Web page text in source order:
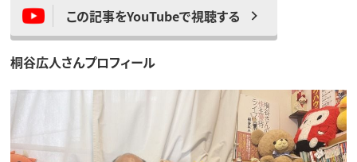
この記事をYouTubeで視聴する
桐谷広人さんプロフィール